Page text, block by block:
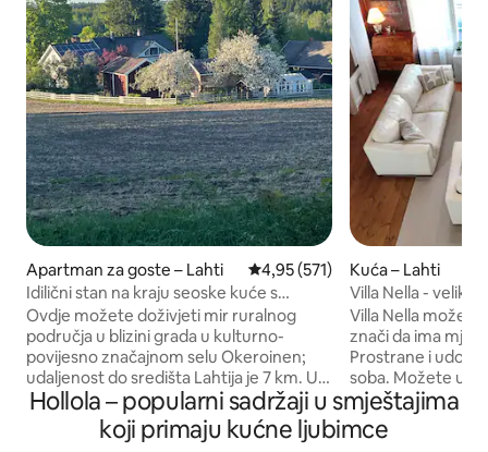
Apartman za goste – Lahti Prosječna ocjena: 4,95/5,
4,95 (571)
Idilični stan na kraju seoske kuće s
vlastitom saunom
Ovdje možete doživjeti mir ruralnog
područja u blizini grada u kulturno-
povijesno značajnom selu Okeroinen;
udaljenost do središta Lahtija je 7 km. U
stanu se nalazi vlastita sauna s blagim
parama, vlastito „ledište” iza ugla i
prekrasan vrt u kojem se može šetati i
Kuća – Lahti
Villa Nella - velika
Villa Nella može
znači da ima
Prostrane i
soba. Možete
našoj zaštićenoj
blizini središta
prirode.
Hollola – popularni sadržaji u smještajima
koji primaju kućne ljubimce